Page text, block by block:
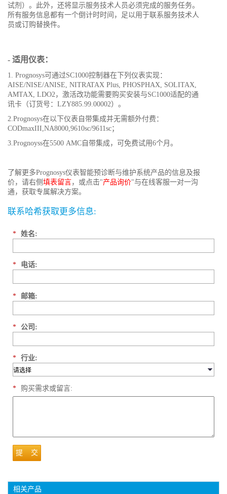
试剂）。此外，还将显示服务技术人员必须完成的服务任务。
所有服务信息都有一个倒计时时间，足以用于联系服务技术人
员或订购替换件。
- 适用仪表：
1. Prognosys可通过SC1000控制器在下列仪表实现：
AISE/NISE/ANISE, NITRATAX Plus, PHOSPHAX, SOLITAX,
AMTAX, LDO2，激活改功能需要购买安装与SC1000适配的通
讯卡（订货号：LZY885.99.00002）。
2.Prognosys在以下仪表自带集成并无需额外付费：
CODmaxIII,NA8000,9610sc/9611sc；
3.Prognoyss在5500 AMC自带集成，可免费试用6个月。
了解更多Prognosys仪表智能预诊断与维护系统产品的信息及报
价，请右侧 填表留言，或点击"产品询价"与在线客服一对一沟
通，获取专属解决方案。
联系哈希获取更多信息:
* 姓名:
* 电话:
* 邮箱:
* 公司:
* 行业:
* 购买需求或留言:
提 交
相关产品